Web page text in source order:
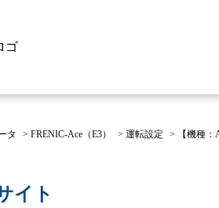
タ > FRENIC-Ace（E3） > 運転設定 > 【機種
イト